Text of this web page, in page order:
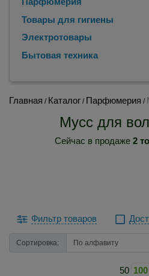
Товары для гигиены
Электротовары
Бытовая техника
Главная / Каталог / Парфюмерия /
Мусс для
Сейчас в продаже 2
Фильтр товаров
Сортировка:
50 100